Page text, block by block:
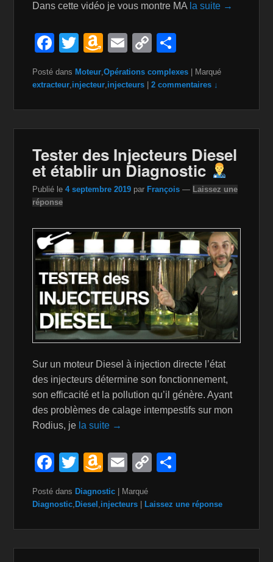
Dans cette vidéo je vous montre MA la suite →
F
c
o
k
T
tt
A
m
a
W
is
h
st
E
ail
C
p
k
ta
Posté dans Moteur,Opérations complexes
Marqué
extracteur,injecteur,injecteurs |2 commentaires ↓
Tester des Injecteurs Diesel
et établir un Diagnostic
Publié le4 septembre 2019 par François — Laissez une
réponse
Sur un moteur Diesel à injection directe l’état
des injecteurs détermine son fonctionnement,
son efficacité et la pollution qu’il génère. Ayant
des problèmes de calage intempestifs sur mon
Rodius, je la suite →
F
a
c
T
wi
tt
A
m
a
E
m
ail
C
p
ta
Posté dans Diagnostic
Marqué
Diagnostic, Diesel ,injecteurs Laissez une réponse